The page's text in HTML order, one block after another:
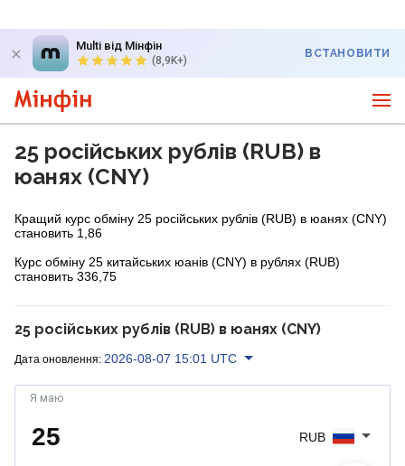
Multi від Мінфін
(8,9K+)
ВСТАНОВИТИ
25 російських рублів (RUB) в
юанях (CNY)
Кращий курс обміну 25 російських рублів (RUB) в юанях (CNY)
становить 1,86
Курс обміну 25 китайських юанів (CNY) в рублях (RUB)
становить 336,75
25 російських рублів (RUB) в юанях (CNY)
Дата оновлення: 2026-08-07 15:01 UTC
Я маю
RUB